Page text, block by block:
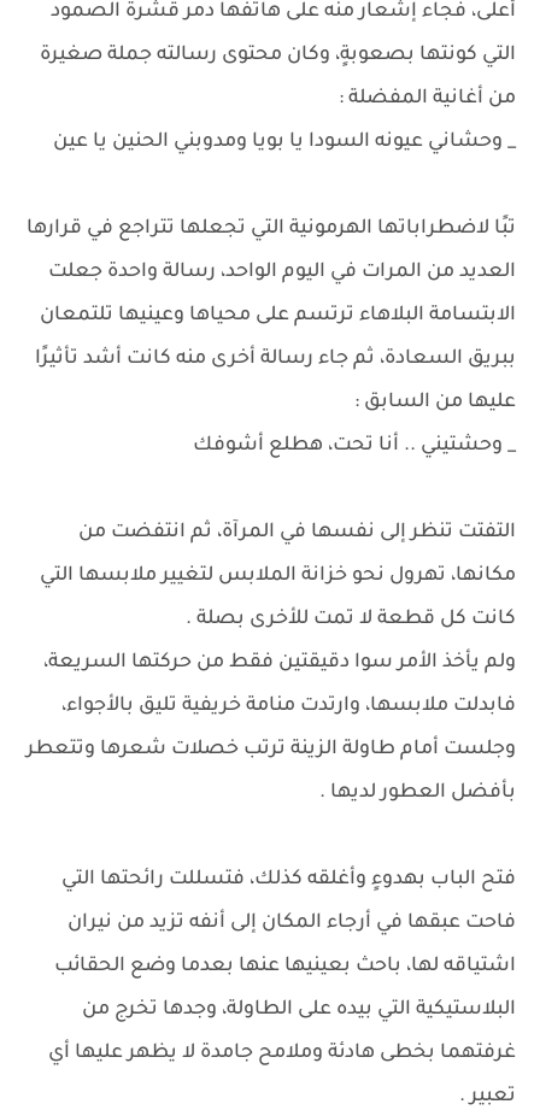
أعلى، فجاء إشعار منه على هاتفها دمر قشرة الصمود
التي كونتها بصعوبةٍ، وكان محتوى رسالته جملة صغيرة
من أغانية المفضلة :
_ وحشاني عيونه السودا يا بويا ومدوبني الحنين يا عين
تبًا لاضطراباتها الهرمونية التي تجعلها تتراجع في قرارها
العديد من المرات في اليوم الواحد، رسالة واحدة جعلت
الابتسامة البلاهاء ترتسم على محياها وعينيها تلتمعان
ببريق السعادة، ثم جاء رسالة أخرى منه كانت أشد تأثيرًا
عليها من السابق :
_ وحشتيني .. أنا تحت، هطلع أشوفك
التفتت تنظر إلى نفسها في المرآة، ثم انتفضت من
مكانها، تهرول نحو خزانة الملابس لتغيير ملابسها التي
كانت كل قطعة لا تمت للأخرى بصلة .
ولم يأخذ الأمر سوا دقيقتين فقط من حركتها السريعة،
فابدلت ملابسها، وارتدت منامة خريفية تليق بالأجواء،
وجلست أمام طاولة الزينة ترتب خصلات شعرها وتتعطر
بأفضل العطور لديها .
فتح الباب بهدوءٍ وأغلقه كذلك، فتسللت رائحتها التي
فاحت عبقها في أرجاء المكان إلى أنفه تزيد من نيران
اشتياقه لها، باحث بعينيها عنها بعدما وضع الحقائب
البلاستيكية التي بيده على الطاولة، وجدها تخرج من
غرفتهما بخطى هادئة وملامح جامدة لا يظهر عليها أي
تعبير .